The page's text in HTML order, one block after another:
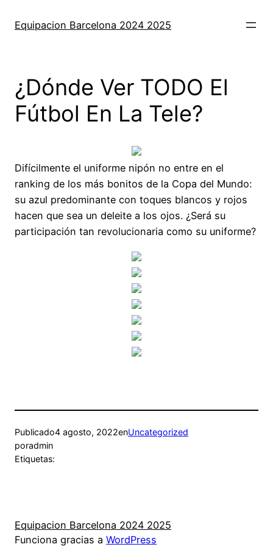
Equipacion Barcelona 2024 2025
¿Dónde Ver TODO El
Fútbol En La Tele?
Difícilmente el uniforme nipón no entre en el
ranking de los más bonitos de la Copa del Mundo:
su azul predominante con toques blancos y rojos
hacen que sea un deleite a los ojos. ¿Será su
participación tan revolucionaria como su uniforme?
Publicado4 agosto, 2022enUncategorized
poradmin
Etiquetas:
Equipacion Barcelona 2024 2025
Funciona gracias a WordPress